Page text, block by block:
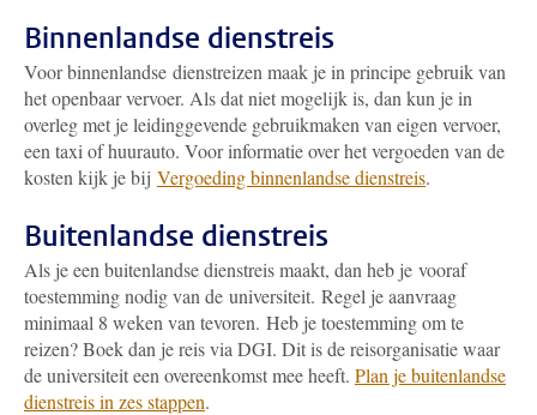
Binnenlandse dienstreis
Voor binnenlandse dienstreizen maak je in principe gebruik van
het openbaar vervoer. Als dat niet mogelijk is, dan kun je in
overleg met je leidinggevende gebruikmaken van eigen vervoer,
een taxi of huurauto. Voor informatie over het vergoeden van de
kosten kijk je bij Vergoeding binnenlandse dienstreis.
Buitenlandse dienstreis
Als je een buitenlandse dienstreis maakt, dan heb je vooraf
toestemming nodig van de universiteit. Regel je aanvraag
minimaal 8 weken van tevoren. Heb je toestemming om te
reizen? Boek dan je reis via DGI. Dit is de reisorganisatie waar
de universiteit een overeenkomst mee heeft. Plan je buitenlandse
dienstreis in zes stappen.